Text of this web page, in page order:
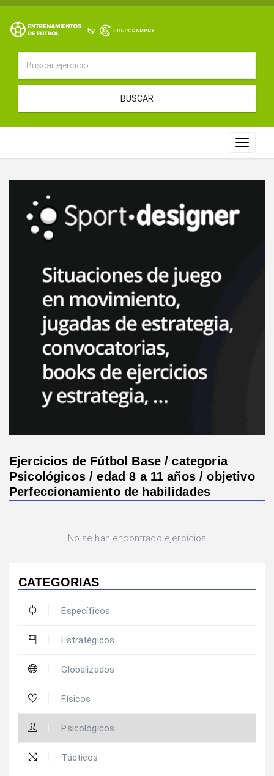
BUSCAR
Toggle
Ejercicios de Fútbol Base / categoria
Psicológicos / edad 8 a 11 años / objetivo
Perfeccionamiento de habilidades
No se han encontrado ejercicios
CATEGORIAS
Específicos
Estratégicos
Globalizados
Físicos
Psicológicos
Tácticos